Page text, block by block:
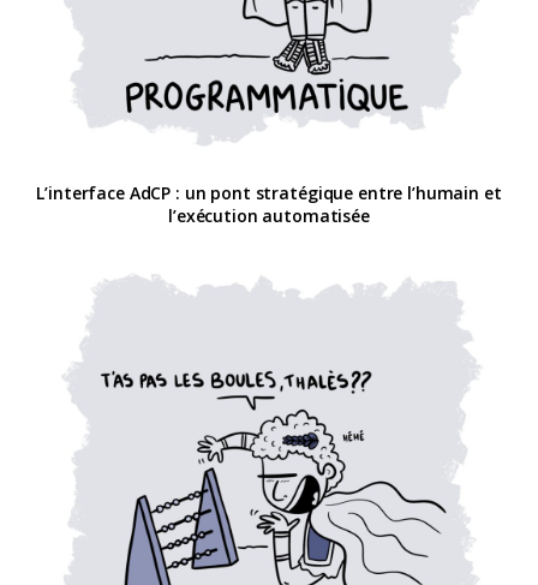
L’interface AdCP : un pont stratégique entre l’humain et
l’exécution automatisée